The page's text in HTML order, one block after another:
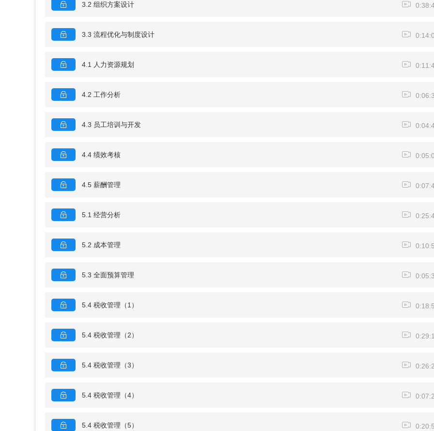
3.2 组织方案设计
3.3 流程优化与制度设计
4.1 人力资源规划
4.2 工作分析
4.3 员工培训与开发
4.4 绩效考核
4.5 薪酬管理
5.1 经营分析
5.2 成本管理
5.3 全面预算管理
5.4 税收管理（1）
5.4 税收管理（2）
5.4 税收管理（3）
5.4 税收管理（4）
5.4 税收管理（5）